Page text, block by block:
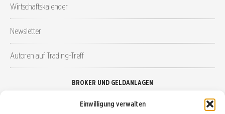
Einwilligung verwalten
Wirtschaftskalender
Newsletter
Autoren auf Trading-Treff
BROKER UND GELDANLAGEN